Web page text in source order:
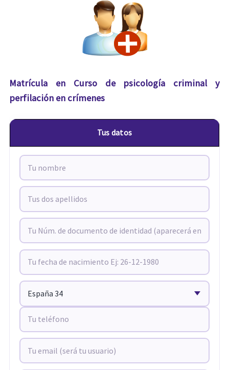
Matrícula en Curso de psicología criminal y
perfilación en crímenes
Tus datos